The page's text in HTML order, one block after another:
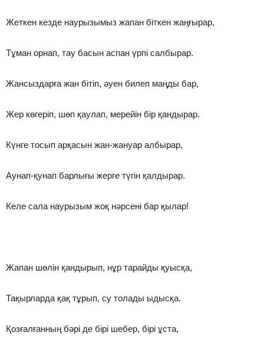
Жеткен кезде наурызымыз жапан біткен жаңғырар,
Тұман орнап, тау басын аспан үрпі салбырар.
Жансыздарға жан бітіп, әуен билеп маңды бар,
Жер көгеріп, шөп қаулап, мерейін бір қандырар.
Күнге тосып арқасын жан-жануар албырар,
Аунап-қунап барлығы жерге түгін қалдырар.
Келе сала наурызым жоқ нәрсені бар қылар!
Жапан шөлін қандырып, нұр тарайды қуысқа,
Тақырларда қақ тұрып, су толады ыдысқа.
Қозғалғанның бәрі де бірі шебер, бірі ұста,